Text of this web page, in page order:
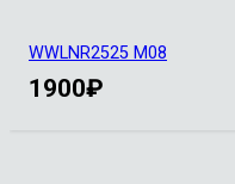
WWLNR2525 M08
1900₽